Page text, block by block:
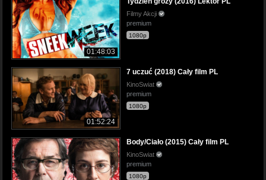
01:48:03
Filmy Akcji
premium
1080p
01:52:24
7 uczuć (2018) Cały film PL
KinoSwiat
premium
1080p
Body/Ciało (2015) Cały film PL
KinoSwiat
premium
1080p